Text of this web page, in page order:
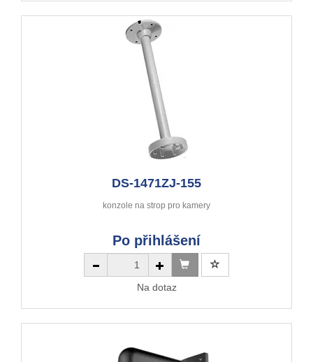
DS-1471ZJ-155
konzole na strop pro kamery
Po přihlášení
Na dotaz